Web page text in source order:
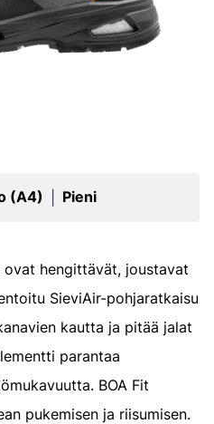
(A4) Pieni
hengittävät, joustavat
SieviAir-pohjaratkaisu
kautta ja pitää jalat
parantaa
BOA Fit
pukemisen ja riisumisen.